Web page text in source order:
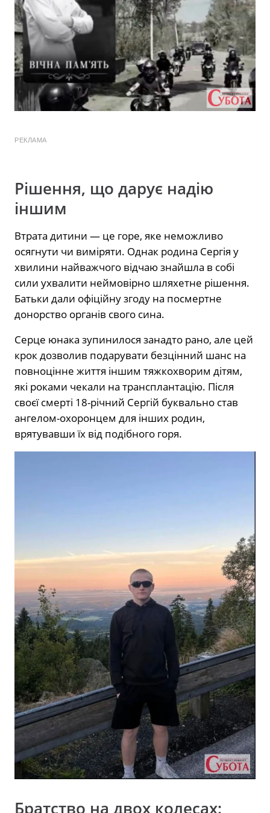
РЕКЛАМА
Рішення, що дарує надію
іншим
Втрата дитини — це горе, яке неможливо
осягнути чи виміряти. Однак родина Сергія у
хвилини найважчого відчаю знайшла в собі
сили ухвалити неймовірно шляхетне рішення.
Батьки дали офіційну згоду на посмертне
донорство органів свого сина.
Серце юнака зупинилося занадто рано, але цей
крок дозволив подарувати безцінний шанс на
повноцінне життя іншим тяжкохворим дітям,
які роками чекали на трансплантацію. Після
своєї смерті 18-річний Сергій буквально став
ангелом-охоронцем для інших родин,
врятувавши їх від подібного горя.
Братство на двох колесах: